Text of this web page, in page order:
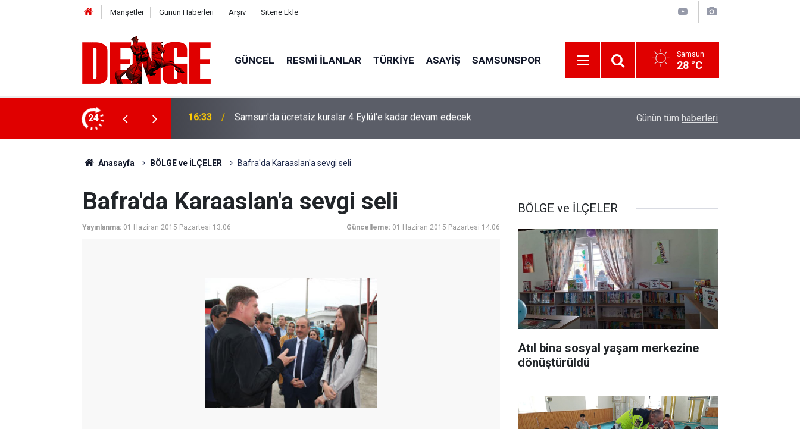
Manşetler Günün Haberleri Arşiv Sitene Ekle
GÜNCEL RESMI İLANLAR TÜRKİYE ASAYİŞ SAMSUNSPOR Samsun
28 °C
24
kadar devam edecek 15:23 Süper Lig'de 2. ve 3. hafta programları açıklandı Atakum'da tarihi eser operasyonu: 1 gözaltı
Günün tüm haberleri
Anasayfa BÖLGE ve İLÇELER Bafra'da Karaaslan'a sevgi seli
Bafra'da Karaaslan'a sevgi seli
Yayınlanma: 01 Haziran 2015 Pazartesi 13:06 Güncelleme: 01 Haziran 2015 Pazartesi 14:06
BÖLGE ve İLÇELER
Atıl bina sosyal yaşam merkezine
dönüştürüldü